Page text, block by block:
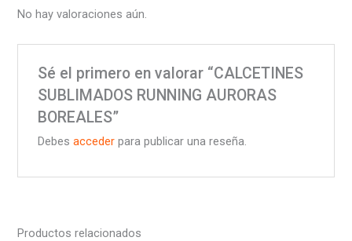
No hay valoraciones aún.
Sé el primero en valorar “CALCETINES
SUBLIMADOS RUNNING AURORAS
BOREALES”
Debes accederpara publicar una reseña.
Productos relacionados